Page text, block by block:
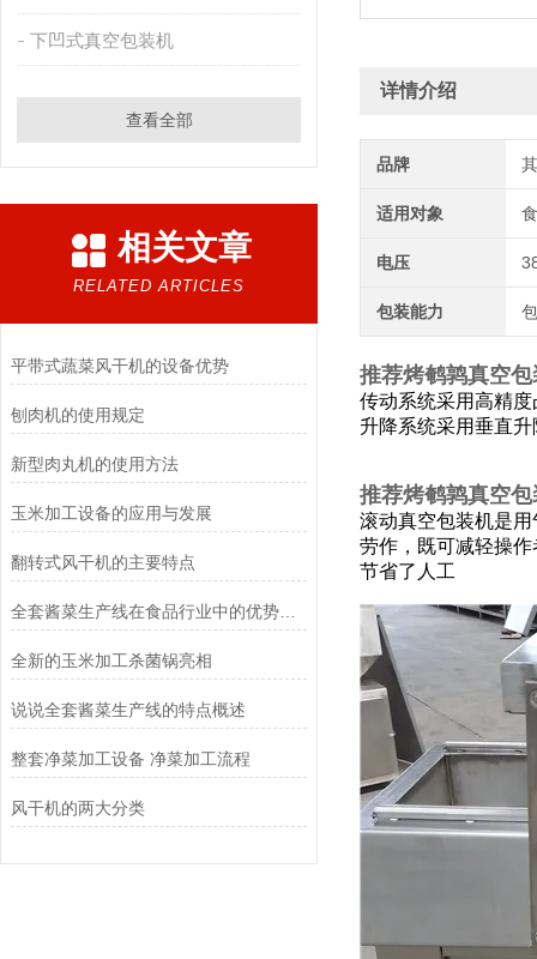
下凹式真空包装机
查看全部
相关文章
RELATED ARTICLES
平带式蔬菜风干机的设备优势
刨肉机的使用规定
新型肉丸机的使用方法
玉米加工设备的应用与发展
翻转式风干机的主要特点
全套酱菜生产线在食品行业中的优势和应用前景
全新的玉米加工杀菌锅亮相
说说全套酱菜生产线的特点概述
整套净菜加工设备 净菜加工流程
风干机的两大分类
详情介绍
品牌
适用对象
电压
包装能力
推荐烤鹌鹑真空
传动系统采用高精
升降系统采用垂直
推荐烤鹌鹑真空
滚动真空包装机是
劳作，既可减轻操
节省了人工